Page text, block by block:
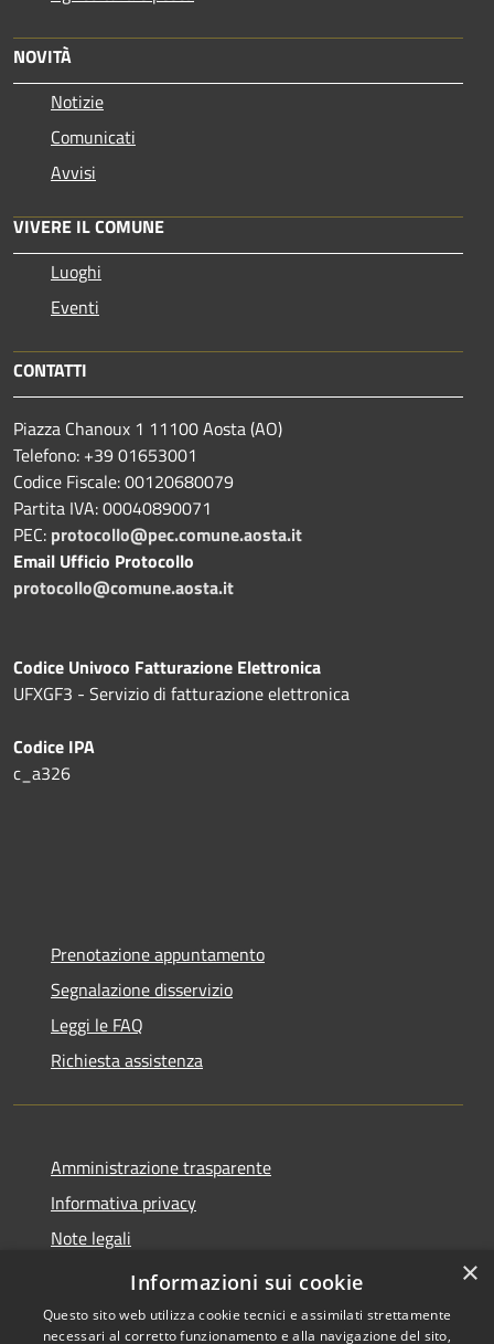
NOVITÀ
Notizie
Comunicati
Avvisi
VIVERE IL COMUNE
Luoghi
Eventi
CONTATTI
Piazza Chanoux 1 11100 Aosta (AO)
Telefono: +39 01653001
Codice Fiscale: 00120680079
Partita IVA: 00040890071
PEC: protocollo@pec.comune.aosta.it
Email Ufficio Protocollo
protocollo@comune.aosta.it
Codice Univoco Fatturazione Elettronica
UFXGF3 - Servizio di fatturazione elettronica
Codice IPA
c_a326
Prenotazione appuntamento
Segnalazione disservizio
Leggi le FAQ
Richiesta assistenza
Amministrazione trasparente
Informativa privacy
Note legali
Dichiarazione di accessibilità
×
Informazioni sui cookie
Questo sito web utilizza cookie tecnici e assimilati strettamente
necessari al corretto funzionamento e alla navigazione del sito,